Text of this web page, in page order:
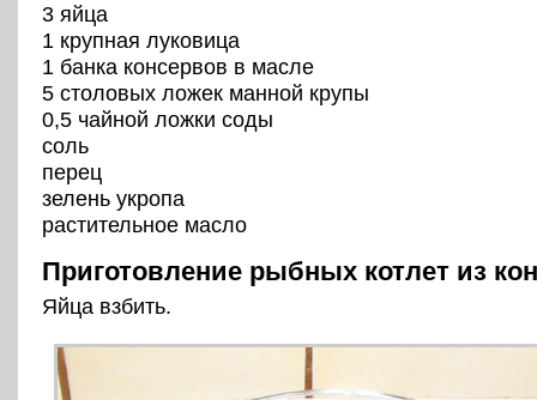
3 яйца
1 крупная луковица
1 банка консервов в масле
5 столовых ложек манной крупы
0,5 чайной ложки соды
соль
перец
зелень укропа
растительное масло
Приготовление рыбных котлет из
Яйца взбить.